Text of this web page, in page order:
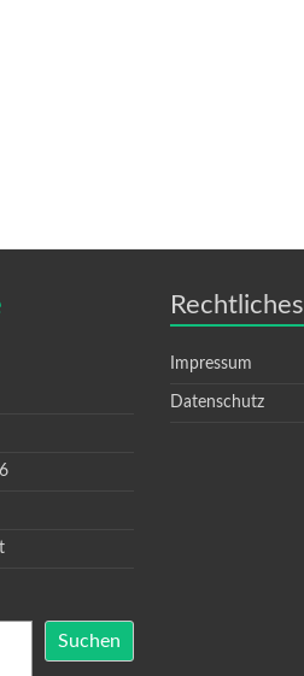
Suchen
Rechtliches
Impressum
Datenschutz